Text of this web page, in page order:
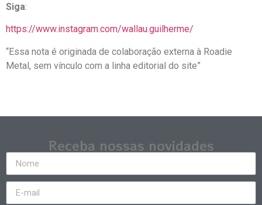
Siga:
https://www.instagram.com/wallau.guilherme/
“Essa nota é originada de colaboração externa à Roadie
Metal, sem vínculo com a linha editorial do site”
Receba nossas novidades